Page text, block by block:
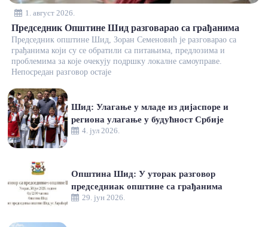
1. август 2026.
Председник Општине Шид разговарао са грађанима
Председник општине Шид, Зоран Семеновић је разговарао са
грађанима који су се обратили са питањима, предлозима и
проблемима за које очекују подршку локалне самоуправе.
Непосредан разговор остаје
4. јул 2026.
Шид: Улагање у младе из дијаспоре и
региона улагање у будућност Србије
29. јун 2026.
Општина Шид: У уторак разговор
председниак општине са грађанима